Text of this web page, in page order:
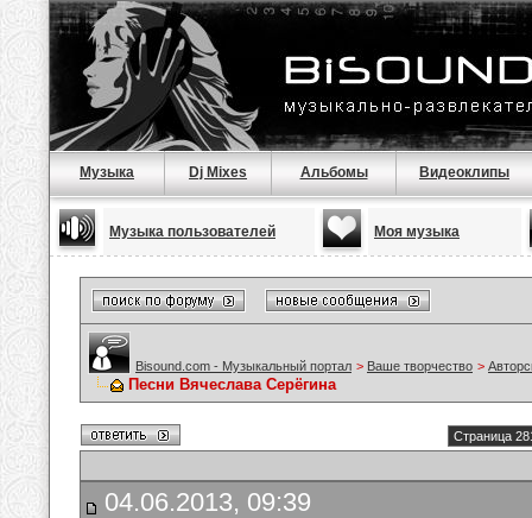
Музыка Dj Mixes Альбомы Видеоклипы
Музыка пользователей Моя музыка
Bisound.com - Музыкальный портал > Ваше творчество >
Песни Вячеслава Серёгина
Страница
04.06.2013, 09:39